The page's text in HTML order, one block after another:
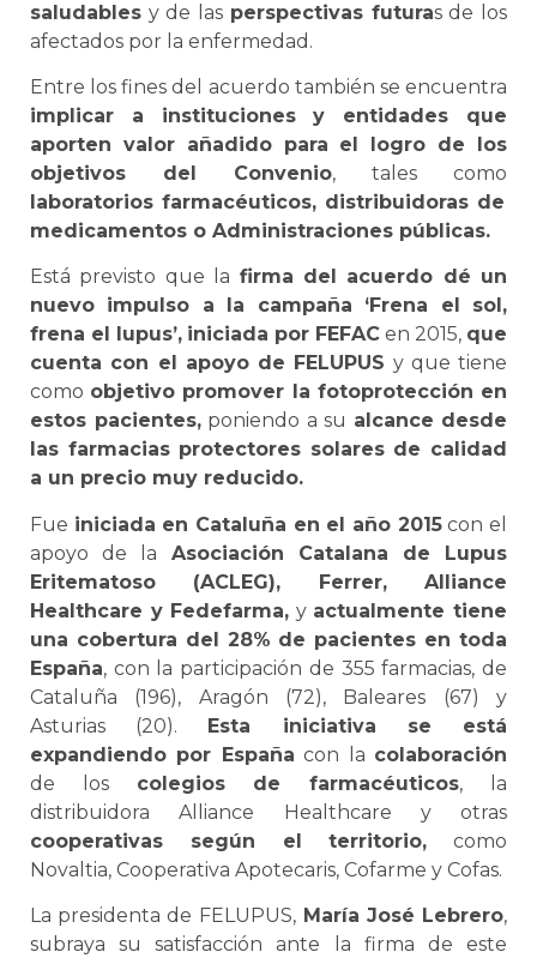
saludables y de las perspectivas futuras de los
afectados por la enfermedad.
Entre los fines del acuerdo también se encuentra
implicar a instituciones y entidades que
aporten valor añadido para el logro de los
objetivos del Convenio, tales como
laboratorios farmacéuticos, distribuidoras de
medicamentos o Administraciones públicas.
Está previsto que la firma del acuerdo dé un
nuevo impulso a la campaña ‘Frena el sol,
frena el lupus’, iniciada por FEFAC en 2015, que
cuenta con el apoyo de FELUPUS y que tiene
como objetivo promover la fotoprotección en
estos pacientes,poniendo a su alcance desde
las farmacias protectores solares de calidad
a un precio muy reducido.
Fue iniciada en Cataluña en el año 2015con el
apoyo de la Asociación Catalana de Lupus
Eritematoso (ACLEG), Ferrer, Alliance
Healthcare y Fedefarma, y actualmente tiene
una cobertura del 28% de pacientes en toda
España, con la participación de 355 farmacias, de
Cataluña (196), Aragón (72), Baleares (67) y
Asturias (20). Esta iniciativa se está
expandiendo por España con la colaboración
de los colegios de farmacéuticos, la
distribuidora Alliance Healthcare y otras
cooperativas según el territorio, como
Novaltia, Cooperativa Apotecaris, Cofarme y Cofas.
La presidenta de FELUPUS,María José Lebrero,
subraya su satisfacción ante la firma de este